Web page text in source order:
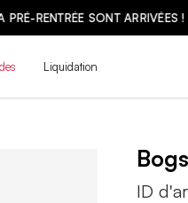
SONT ARRIVÉES ! | MAGASINEZ
Liquidation
Bogs
ID